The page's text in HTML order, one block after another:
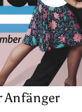
Anfänger